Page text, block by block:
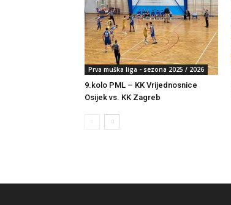
Prva muška liga - sezona 2025 / 2026
9.kolo PML – KK Vrijednosnice
Osijek vs. KK Zagreb